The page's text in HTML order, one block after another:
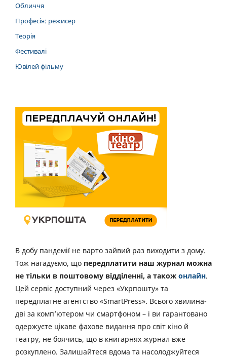
Обличчя
Професія: режисер
Теорія
Фестивалі
Ювілей фільму
В добу пандемії не варто зайвий раз виходити з дому.
Тож нагадуємо, що передплатити наш журнал можна
не тільки в поштовому відділенні, а також онлайн.
Цей сервіс доступний через «Укрпошту» та
передплатне агентство «SmartPress». Всього хвилина-
дві за комп’ютером чи смартфоном – і ви гарантовано
одержуєте цікаве фахове видання про світ кіно й
театру, не боячись, що в книгарнях журнал вже
розкуплено. Залишайтеся вдома та насолоджуйтеся